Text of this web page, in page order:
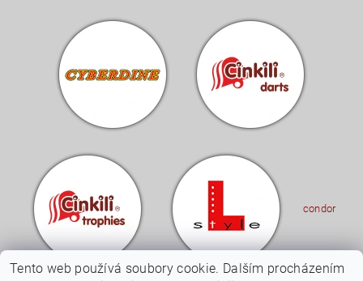
condor
Tento web používá soubory cookie. Dalším procházením